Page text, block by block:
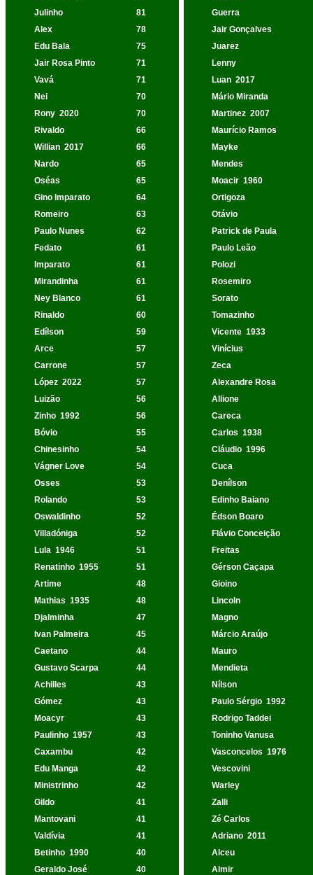
Julinho
81
Guerra
Alex
78
Jair Gonçalves
Edu Bala
75
Juarez
Jair Rosa Pinto
71
Lenny
Vavá
71 Luan 2017
Nei
70
Mário Miranda
Rony 2020 70 Martinez 2007
Rivaldo
66
Maurício Ramos
Willian 2017 66
Mayke
Nardo
65
Mendes
Oséas
65 Moacir 1960
Gino Imparato
64
Ortigoza
Romeiro
63
Otávio
Paulo Nunes
62
Patrick de Paula
Fedato
61
Paulo Leão
Imparato
61
Polozi
Mirandinha
61
Rosemiro
Ney Blanco
61
Sorato
Rinaldo
60
Tomazinho
Edílson
59 Vicente 1933
Arce
57
Vinícius
Carrone
57
Zeca
López 2022 57
Alexandre Rosa
Luizão
56
Allione
Zinho 1992 56
Careca
Bóvio
55 Carlos 1938
Chinesinho
54 Cláudio 1996
Vágner Love
54
Cuca
Osses
53
Denílson
Rolando
53
Edinho Baiano
Oswaldinho
52
Édson Boaro
Villadóniga
52
Flávio Conceição
Lula 1946 51
Freitas
Renatinho 1955 51
Gérson Caçapa
Artime
48
Gioino
Mathias 1935 48
Lincoln
Djalminha
47
Magno
Ivan Palmeira
45
Márcio Araújo
Caetano
44
Mauro
Gustavo Scarpa
44
Mendieta
Achilles
43
Nílson
Gómez
43 Paulo Sérgio 1992
Moacyr
43
Rodrigo Taddei
Paulinho 1957 43
Toninho Vanusa
Caxambu
42 Vasconcelos 1976
Edu Manga
42
Vescovini
Ministrinho
42
Warley
Gildo
41
Zalli
Mantovani
41
Zé Carlos
Valdívia
41 Adriano 2011
Betinho 1990 40
Alceu
Geraldo José
40
Almir